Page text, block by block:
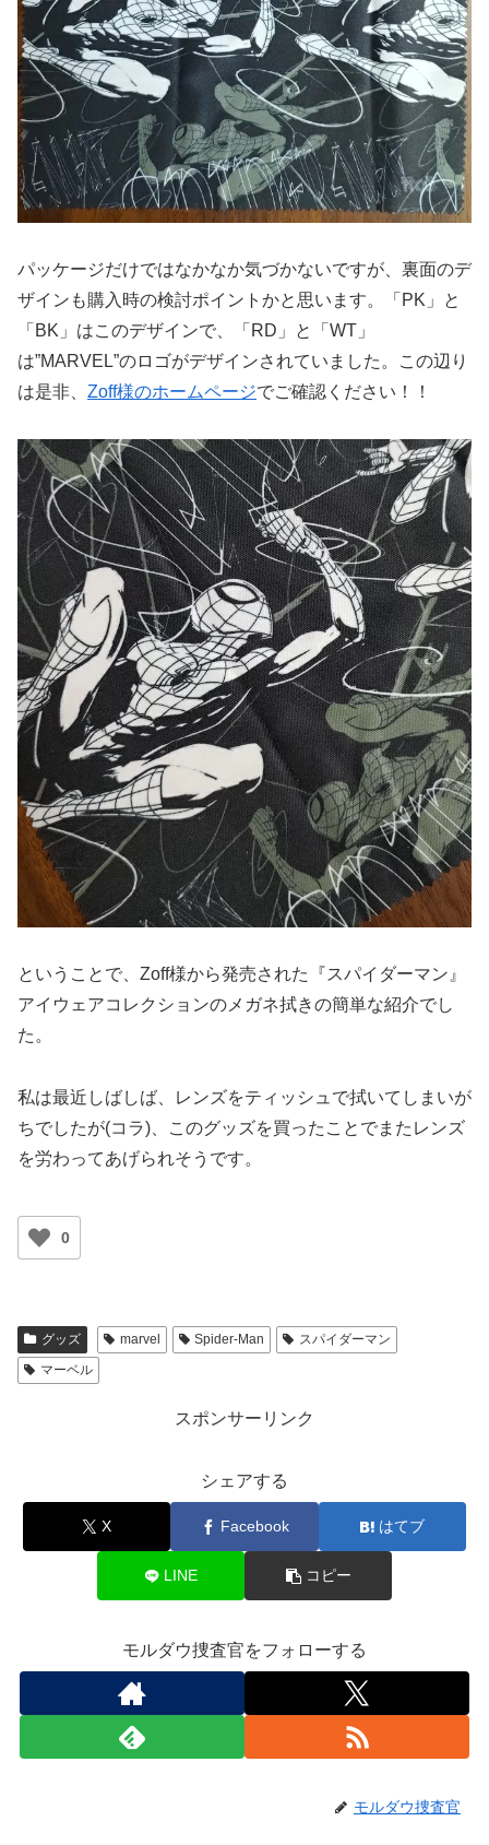
パッケージだけではなかなか気づかないですが、裏面のデ
ザインも購入時の検討ポイントかと思います。「PK」と
「BK」はこのデザインで、「RD」と「WT」
は”MARVEL”のロゴがデザインされていました。この辺り
は是非、 Zoff様のホームページでご確認ください！！
ということで、Zoff様から発売された『スパイダーマン』
アイウェアコレクションのメガネ拭きの簡単な紹介でし
た。
私は最近しばしば、レンズをティッシュで拭いてしまいが
ちでしたが(コラ)、このグッズを買ったことでまたレンズ
を労わってあげられそうです。
0
グッズ marvel Spider-Man
スパイダーマン
マーベル
スポンサーリンク
シェアする
X Facebook はてブ
LINE コピー
モルダウ捜査官をフォローする
モルダウ捜査官